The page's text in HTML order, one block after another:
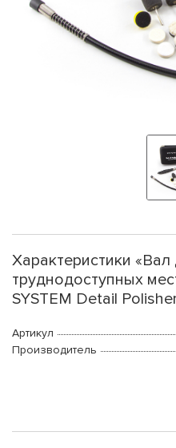
Характеристики
труднодоступных
SYSTEM Detail
Артикул
Производитель